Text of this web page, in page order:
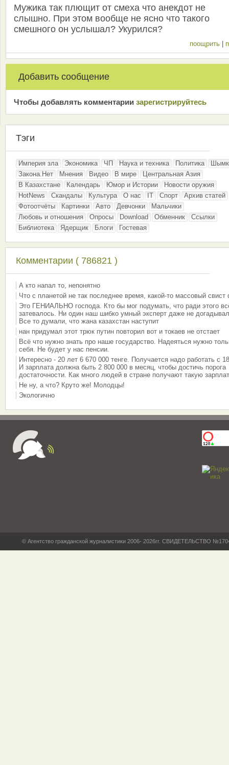
Мужика так плющит от смеха что анекдот не
слышно. При этом вообще не ясно что такого
смешного он услышал? Укурился?
поощрить |
Добавить сообщение
Чтобы добавлять комментарии зарeгиcтрирyйтeсь
Тэги
Империя зла Экономика ЧП Наука и техника Политика
Закона.Нет
Мнения Видео В мире
Центральная Азия
В Казахстане
Календарь Юмор и Истории
Новости оружия
HotNews
Скандалы Культура О нас IT Спорт
Архив статей
Фотоотчёты
Картинки Авто Девчонки
Мальчики
Любовь и отношения
Опросы Download Обменник
Ссылки
Библиотека
Ядерщик Блоги Гостевая
Комментарии ( 786821 )
А кто напал то, непонятно
Что с планетой не так последнее время, какой-то массовый свист
Это ГЕНИАЛЬНО господа. Кто бы мог подумать, что ради этого
затевалось. Ни один наш шибко умный эксперт даже не
Все то думали, что жана казахстан наступит
нан придумал этот трюк путин повторил вот и токаев не отстает
Всё что нужно знать про наше государство. Надеяться нужно
себя. Не будет у нас пенсии.
Интересно - 20 лет 6 670 000 тенге. Получается надо работать с
И зарплата должна быть 2 800 000 в месяц, чтобы достичь порога
достаточности. Как много людей в стране получают такую
Не ну, а что? Круто же! Молодцы!
Экологично
© Агентство гражданской журналистики 2006- 2026гг. СВИДЕТЕЛЬСТВО